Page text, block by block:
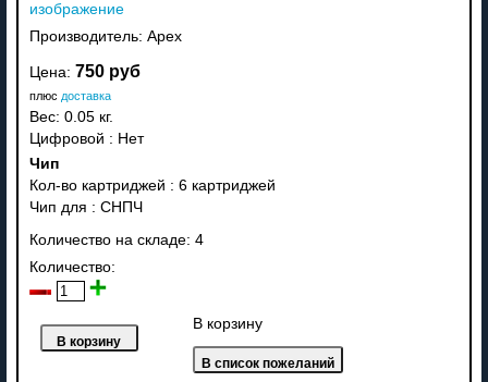
изображение
Производитель: Apex
Цена: 750 руб
плюс доставка
Вес: 0.05 кг.
Цифровой : Нет
Чип
Кол-во картриджей : 6 картриджей
Чип для : СНПЧ
Количество на складе: 4
Количество:
В корзину